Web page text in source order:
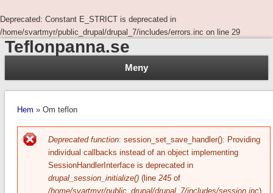
Deprecated: Constant E_STRICT is deprecated in
/home/svartmyr/public_drupal/drupal_7/includes/errors.inc on line 29
Teflonpanna.se
Meny
Hem » Om teflon
Felmeddelande
Deprecated function: session_set_save_handler(): Providing
individual callbacks instead of an object implementing
SessionHandlerInterface is deprecated in
drupal_session_initialize()(line 245of
/home/svartmyr/public_drupal/drupal_7/includes/session.inc).